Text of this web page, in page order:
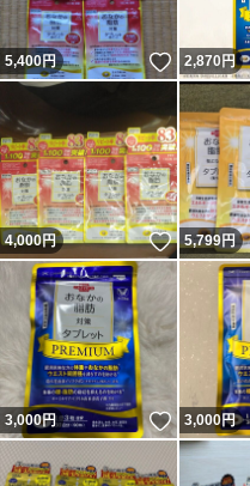
5,400円 いいね！
2,870円
4,000円 いいね！
5,799円
3,000円 いいね！
3,000円